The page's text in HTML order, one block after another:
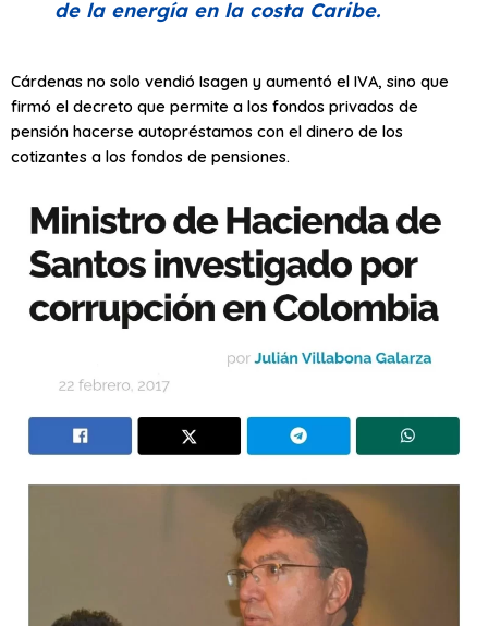
de la energía en la costa Caribe.
Cárdenas no solo vendió Isagen y aumentó el IVA, sino que
firmó el decreto que permite a los fondos privados de
pensión hacerse autopréstamos con el dinero de los
cotizantes a los fondos de pensiones.